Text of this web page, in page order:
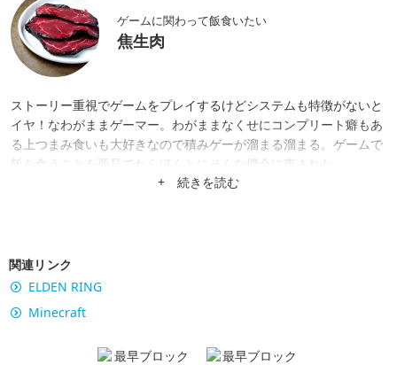
ゲームに関わって飯食いたい
焦生肉
ストーリー重視でゲームをプレイするけどシステムも特徴がないと
イヤ！なわがままゲーマー。わがままなくせにコンプリート癖もあ
る上つまみ食いも大好きなので積みゲーが溜まる溜まる。ゲームで
飯を食うことを夢見てたらほんとにそんな機会に恵まれた。
+ 続きを読む
関連リンク
ELDEN RING
Minecraft